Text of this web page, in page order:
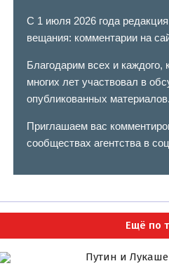
С 1 июля 2026 года
вещания: комментарии на
Благодарим всех и каждого,
многих лет участвовал в
опубликованных материалов.
Приглашаем вас
сообществах агентства в
Ещё по
Путин и